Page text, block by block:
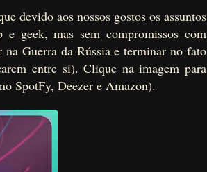
devido aos nossos gostos os assuntos
geek, mas sem compromissos com
na Guerra da Rússia e terminar no fato
entre si). Clique na imagem para
SpotFy, Deezer e Amazon).